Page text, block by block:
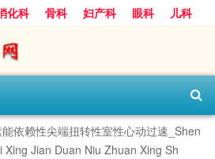
化科 骨科 妇产科 眼科
儿科
科
依赖性尖端扭转性室性心动过速_Shen
Jian Duan Niu Zhuan Xing Sh